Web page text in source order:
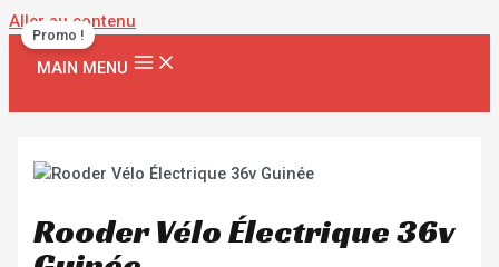
Aller au contenu
MAIN MENU
Rooder Vélo Électrique 36v
Promo !